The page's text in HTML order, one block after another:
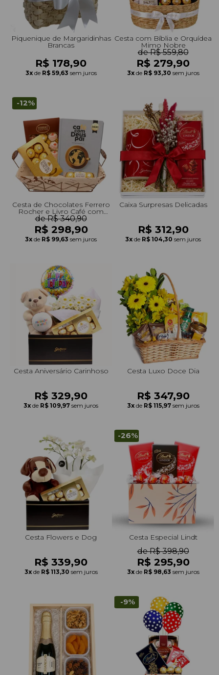
Piquenique de Margaridinhas
Brancas
R$ 178,90
3x de R$ 59,63 sem juros
Cesta com Bíblia e Orquídea
Mimo Nobre
de R$ 559,80
R$ 279,90
3x de R$ 93,30 sem juros
-12%
Cesta de Chocolates Ferrero
Rocher e Livro Café com
Deus Pai
de R$ 340,90
R$ 298,90
3x de R$ 99,63 sem juros
Caixa Surpresas Delicadas
R$ 312,90
3x de R$ 104,30 sem juros
Cesta Aniversário Carinhoso
R$ 329,90
3x de R$ 109,97 sem juros
Cesta Luxo Doce Dia
R$ 347,90
3x de R$ 115,97 sem juros
Cesta Flowers e Dog
R$ 339,90
3x de R$ 113,30 sem juros
-26%
Cesta Especial Lindt
de R$ 398,90
R$ 295,90
3x de R$ 98,63 sem juros
-9%